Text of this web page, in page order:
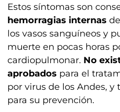
Estos síntomas son
hemorragias internas
los vasos sanguíneos y
muerte en pocas horas
cardiopulmonar. No
aprobados para el
por virus de los Andes, y
para su prevención.